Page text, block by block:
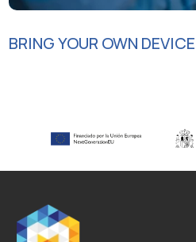
BRING YOUR OWN